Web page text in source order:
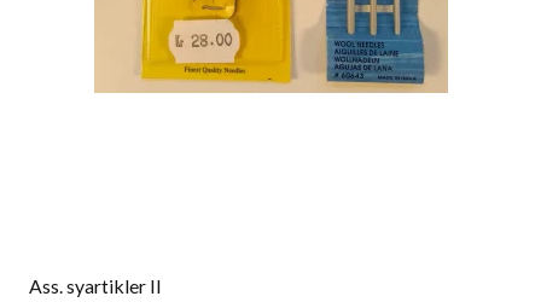
Ass. syartikler II